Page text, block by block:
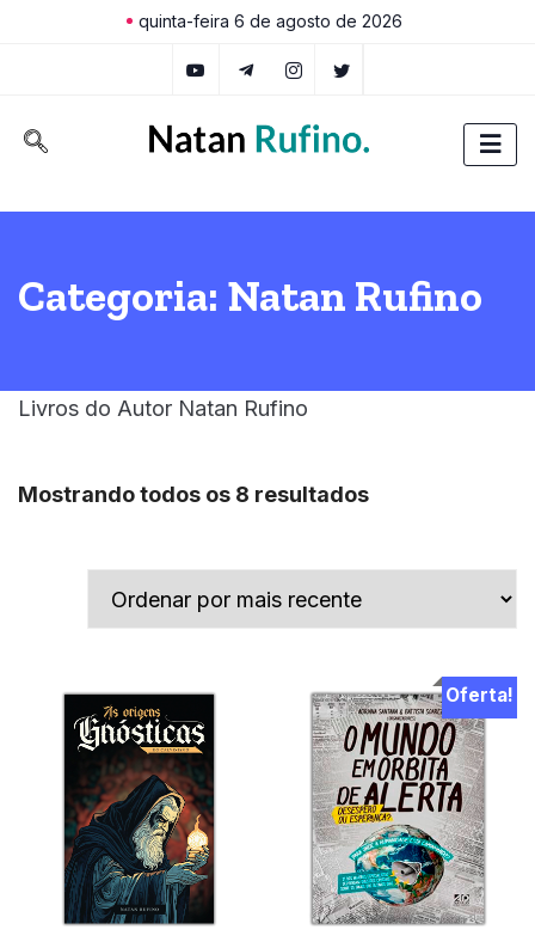
quinta-feira 6 de agosto de 2026
Categoria: Natan Rufino
Livros do Autor Natan Rufino
Mostrando todos os 8 resultados
Oferta!